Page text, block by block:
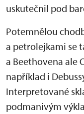
uskutečnil pod
Potemnělou
a petrolejkami se
a Beethovena ale
například i
Interpretované
podmanivým